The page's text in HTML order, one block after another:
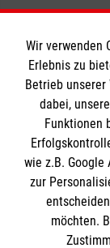
1963
geboren
1982
Abitur am
1983-
Studium
Preise
Mai
Hier
Raithel.
Wir verwenden
Erlebnis zu
Betrieb
dabei,
Funktionen
wie z.B. Google
zur
möchten.